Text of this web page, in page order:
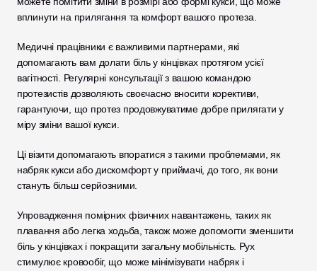
вплинути на прилягання та комфорт вашого протеза.
Медичні працівники є важливими партнерами, які
допомагають вам долати біль у кінцівках протягом усієї
вагітності. Регулярні консультації з вашою командою
протезистів дозволяють своєчасно вносити корективи,
гарантуючи, що протез продовжуватиме добре прилягати у
міру зміни вашої кукси.
Ці візити допомагають впоратися з такими проблемами, як
набряк кукси або дискомфорт у приймачі, до того, як вони
стануть більш серйозними.
Упровадження помірних фізичних навантажень, таких як
плавання або легка ходьба, також може допомогти зменшити
біль у кінцівках і покращити загальну мобільність. Рух
стимулює кровообіг, що може мінімізувати набряк і